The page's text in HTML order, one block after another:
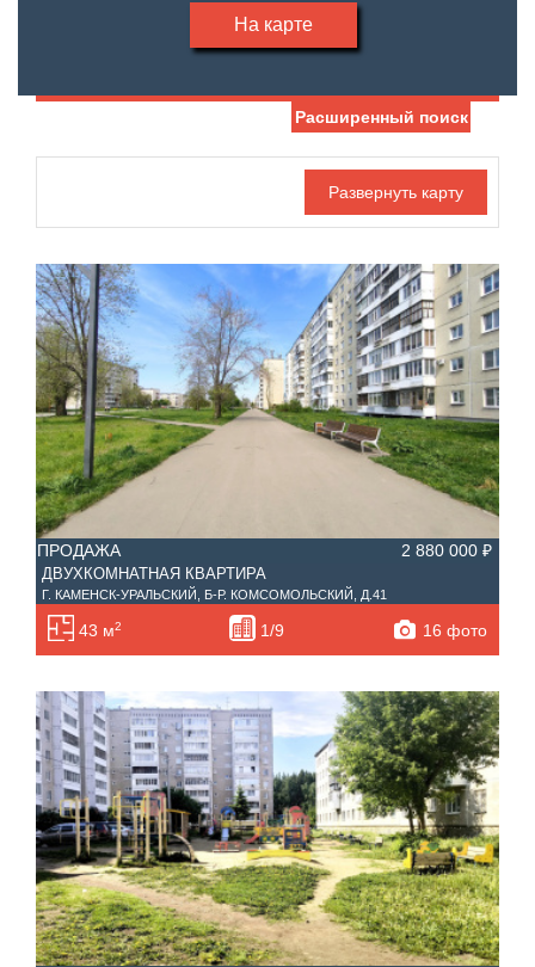
На карте
Жилая площадь
—
Площадь кухни
Санузел
Балконов
Лоджий
Этаж
—
Этажность
—
Не первый
Не последний
Материал дома
Тип дома
Обмен
С фото
Расширенный поиск
ПРОДАЖА 2 880 000 ₽
ДВУХКОМНАТНАЯ КВАРТИРА
Г. КАМЕНСК-УРАЛЬСКИЙ, Б-Р. КОМСОМОЛЬСКИЙ, Д.41
43 м2 1/9 16 фото